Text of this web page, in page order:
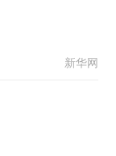
新华网